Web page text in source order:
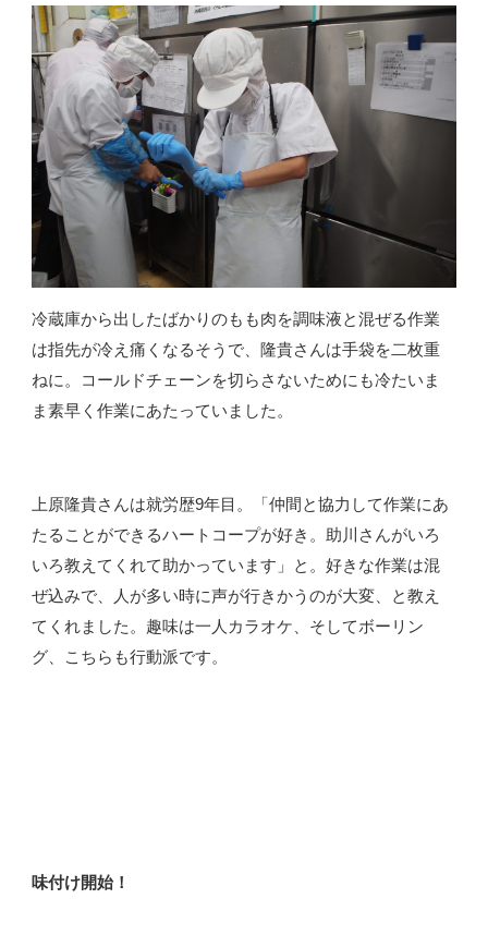
冷蔵庫から出したばかりのもも肉を調味液と混ぜる作業
は指先が冷え痛くなるそうで、隆貴さんは手袋を二枚重
ねに。コールドチェーンを切らさないためにも冷たいま
ま素早く作業にあたっていました。
上原隆貴さんは就労歴9年目。「仲間と協力して作業にあ
たることができるハートコープが好き。助川さんがいろ
いろ教えてくれて助かっています」と。好きな作業は混
ぜ込みで、人が多い時に声が行きかうのが大変、と教え
てくれました。趣味は一人カラオケ、そしてボーリン
グ、こちらも行動派です。
味付け開始！